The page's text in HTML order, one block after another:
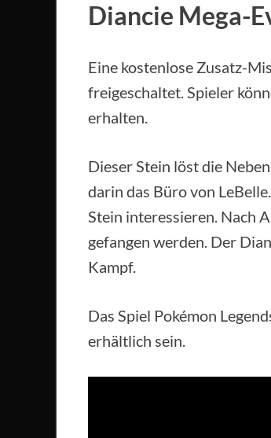
Diancie Mega-
Eine kostenlose Zusatz-
freigeschaltet. Spieler
erhalten.
Dieser Stein löst die
darin das Büro von
Stein interessieren. Nach
gefangen werden. Der
Kampf.
Das Spiel Pokémon
erhältlich sein.